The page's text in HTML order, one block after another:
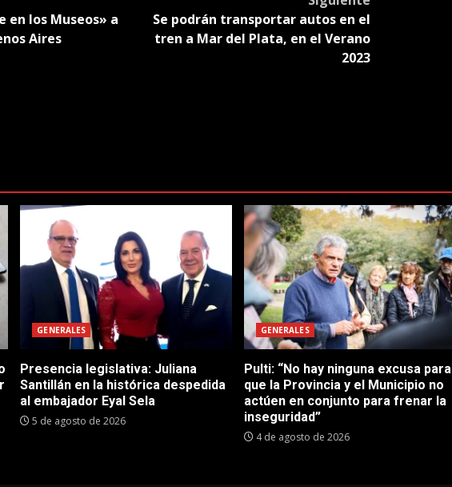
en los Museos» a
Aires
Se podrán transportar autos en el
tren a Mar del Plata, en el Verano
2023
GENERALES
Presencia legislativa: Juliana
Santillán en la histórica despedida
al embajador Eyal Sela
5 de agosto de 2026
GENERALES
Pulti: “No hay ninguna excusa para
que la Provincia y el Municipio no
actúen en conjunto para frenar la
inseguridad”
4 de agosto de 2026